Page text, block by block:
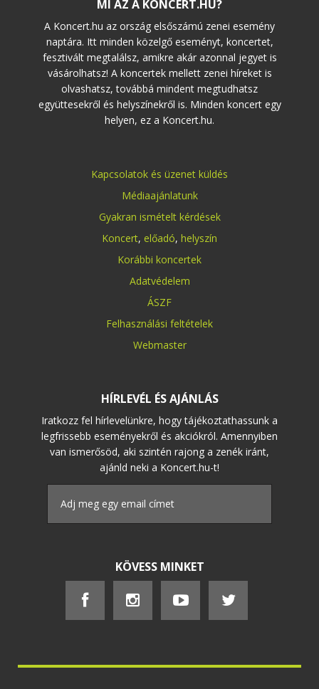
MI AZ A KONCERT.HU?
A Koncert.hu az ország elsőszámú zenei esemény
naptára. Itt minden közelgő eseményt, koncertet,
fesztivált megtalálsz, amikre akár azonnal jegyet is
vásárolhatsz! A koncertek mellett zenei híreket is
olvashatsz, továbbá mindent megtudhatsz
együttesekről és helyszínekről is. Minden koncert egy
helyen, ez a Koncert.hu.
Kapcsolatok és üzenet küldés
Médiaajánlatunk
Gyakran ismételt kérdések
Koncert, előadó, helyszín
Korábbi koncertek
Adatvédelem
ÁSZF
Felhasználási feltételek
Webmaster
HÍRLEVÉL ÉS AJÁNLÁS
Iratkozz fel hírlevelünkre, hogy tájékoztathassunk a
legfrissebb eseményekről és akciókról. Amennyiben
van ismerősöd, aki szintén rajong a zenék iránt,
ajánld neki a Koncert.hu-t!
KÖVESS MINKET